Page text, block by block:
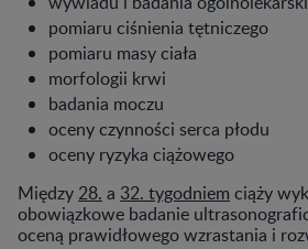
pomiaru ciśnienia tętniczego
pomiaru masy ciała
morfologii krwi
badania moczu
oceny czynności serca płodu
oceny ryzyka ciążowego
Między 28. a 32. tygodniem ciąży
obowiązkowe badanie
oceną prawidłowego wzrastania i